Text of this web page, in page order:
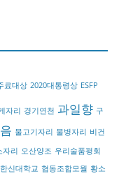
료대상 2020대통령상 ESFP
자리 경기연천 과일향 구
물고기자리 물병자리 비건
자리 오산양조 우리술품평회
한신대학교 협동조합모월 황소